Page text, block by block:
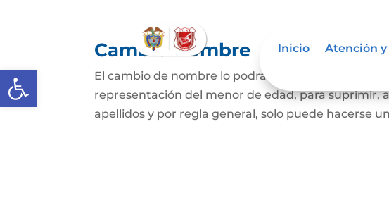
Abrir barra de herramientas
Inicio Atención
Cambio Nombre
El cambio de nombre lo podrá hacer la persona
representación del menor de edad, para suprimir,
apellidos y por regla general, solo puede hacerse